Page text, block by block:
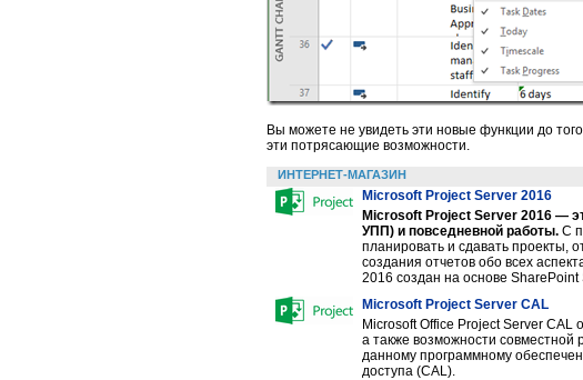
Вы можете не увидеть эти новые функции до
эти потрясающие возможности.
ИНТЕРНЕТ-МАГАЗИН
Microsoft Project Server 2016
Microsoft Project Server 2016 —
УПП) и повседневной работы. С
планировать и сдавать проекты,
создания отчетов обо всех
2016 создан на основе SharePoint
Microsoft Project Server CAL
Microsoft Office Project Server CAL
а также возможности совместной
данному программному
доступа (CAL).